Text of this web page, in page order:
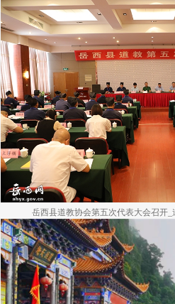
岳西县道教协会第五次代表大会召开